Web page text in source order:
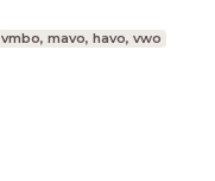
vmbo, mavo, havo, vwo